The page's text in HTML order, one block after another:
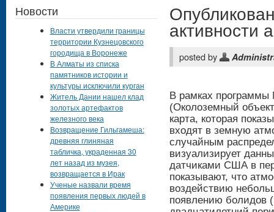
активности
posted by
В рамках программы
(Околоземный
карта, которая
входят в земную
случайным
визуализирует
датчиками США в
показывают, что
воздействию
появлению болидов
Новости
Власти утвердили границы
территории Кузнецовского
городища в Воронеже
В Алматы из списка
памятников истории и
культуры исключили курган
Житель Дании нашел клад
золотых артефактов
железного века
Возвращение Гильгамеша:
древняя глиняная
табличка, украденная 30
лет назад из музея,
возвращается в Ирак
Ученые назвали время
появления первых людей в
Америке